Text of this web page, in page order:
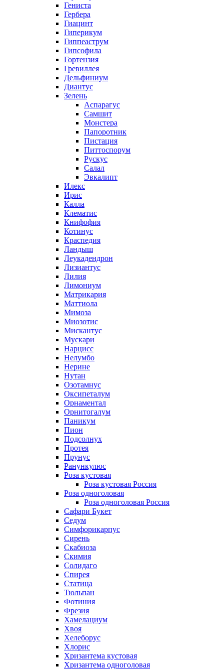
Гениста
Гербера
Гиацинт
Гиперикум
Гиппеаструм
Гипсофила
Гортензия
Гревиллея
Дельфиниум
Диантус
Зелень
Аспарагус
Самшит
Монстера
Папоротник
Пистация
Питтоспорум
Рускус
Салал
Эвкалипт
Илекс
Ирис
Калла
Клематис
Книфофия
Котинус
Краспедия
Ландыш
Леукадендрон
Лизиантус
Лилия
Лимониум
Матрикария
Маттиола
Мимоза
Миозотис
Мискантус
Мускари
Нарцисс
Нелумбо
Нерине
Нутан
Озотамнус
Оксипеталум
Орнаментал
Орнитогалум
Паникум
Пион
Подсолнух
Протея
Прунус
Ранункулюс
Роза кустовая
Роза кустовая Россия
Роза одноголовая
Роза одноголовая Россия
Сафари Букет
Седум
Симфорикарпус
Сирень
Скабиоза
Скимия
Солидаго
Спирея
Статица
Тюльпан
Фотиния
Фрезия
Хамелациум
Хвоя
Хелеборус
Хлорис
Хризантема кустовая
Хризантема одноголовая